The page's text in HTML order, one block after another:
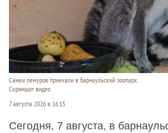
Самки лемуров приехали в барнаульский зоопарк.
Скриншот видео
7 августа 2026 в 16:15
Сегодня, 7 августа, в